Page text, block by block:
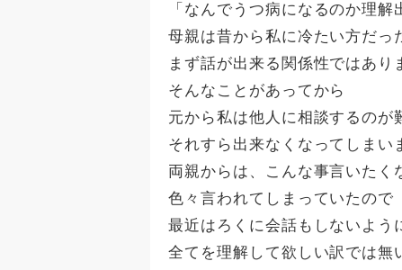
「なんでうつ病になるのか理
母親は昔から私に冷たい方だっ
まず話が出来る関係性ではあり
そんなことがあってから
元から私は他人に相談するの
それすら出来なくなってしまい
両親からは、こんな事言いたく
色々言われてしまっていたので
最近はろくに会話もしないよう
全てを理解して欲しい訳では無